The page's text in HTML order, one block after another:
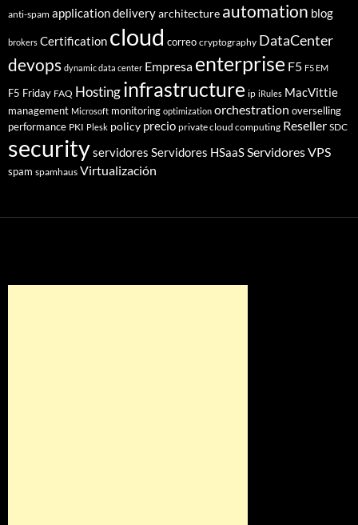
anti-spam application deliveryarchitecture automation blog
brokers Certification cloud correo cryptography DataCenter
devops dynamic data center Empresa enterprise F5 F5 EM
F5 Friday FAQ Hostinginfrastructure ip iRules MacVittie
management Microsoft monitoring optimization orchestration overselling
performance PKI Plesk policy precio private cloud computing Reseller SDC
securityservidores Servidores HSaaSServidores VPS
spam spamhaus Virtualización